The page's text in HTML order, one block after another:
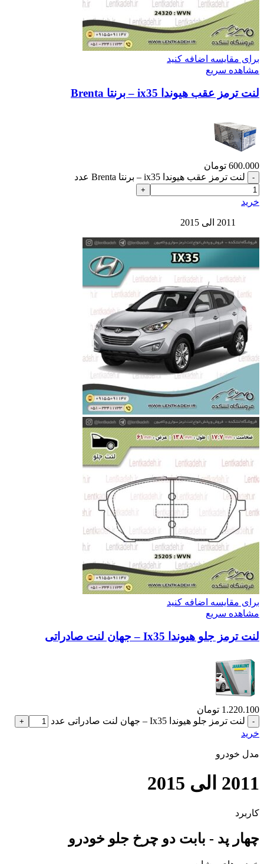
برای مقایسه اضافه کنید
مشاهده سریع
لنت ترمز عقب هیوندا ix35 – برنتا Brenta
600.000 تومان
لنت ترمز عقب هیوندا ix35 – برنتا Brenta عدد
خرید
2011 الی 2015
برای مقایسه اضافه کنید
مشاهده سریع
لنت ترمز جلو هیوندا Ix35 – جهان لنت صادراتی
1.220.100 تومان
لنت ترمز جلو هیوندا Ix35 – جهان لنت صادراتی عدد
خرید
مدل خودرو
2011 الی 2015
کاربرد
چهار پد - بابت دو چرخ جلو خودرو